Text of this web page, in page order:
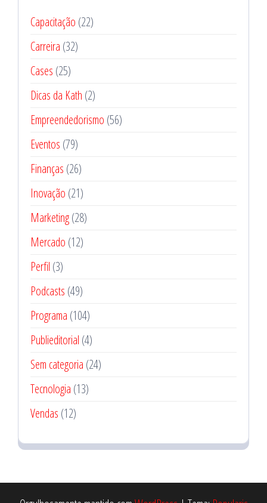
Capacitação (22)
Carreira (32)
Cases (25)
Dicas da Kath (2)
Empreendedorismo (56)
Eventos (79)
Finanças (26)
Inovação (21)
Marketing(28)
Mercado (12)
Perfil (3)
Podcasts (49)
Programa (104)
Publieditorial (4)
Sem categoria (24)
Tecnologia (13)
Vendas (12)